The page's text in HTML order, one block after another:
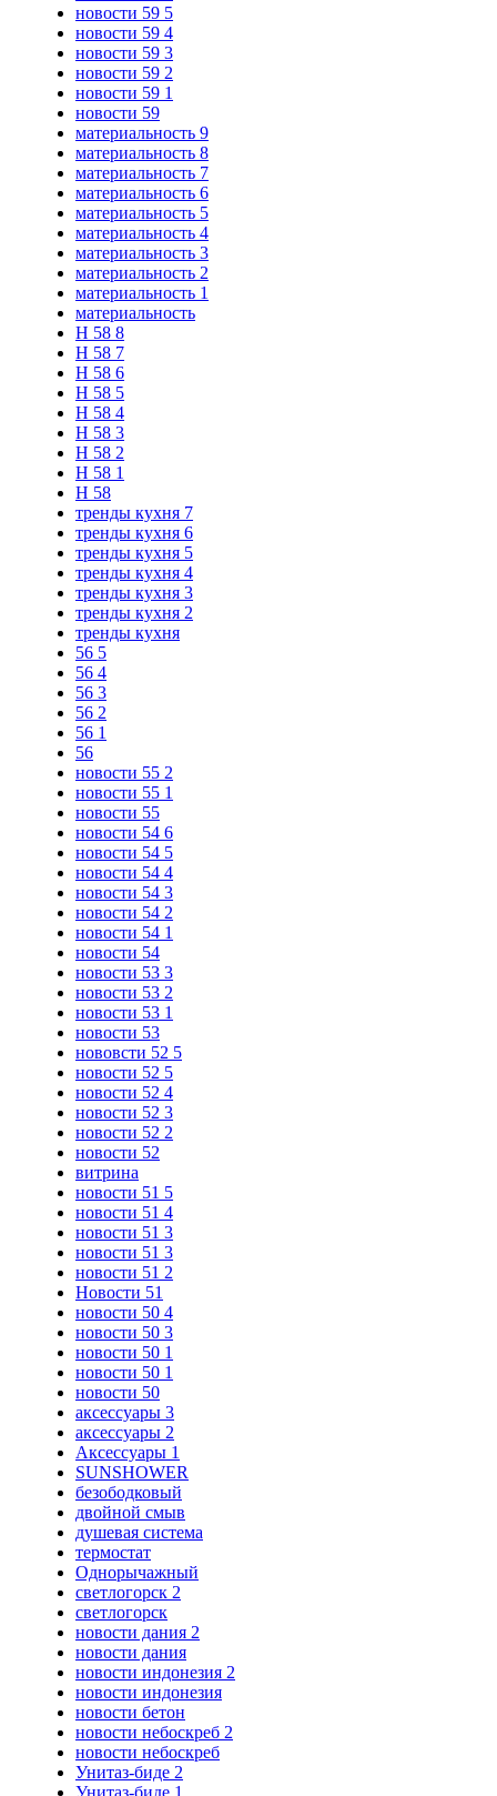
новости 59 5
новости 59 4
новости 59 3
новости 59 2
новости 59 1
новости 59
материальность 9
материальность 8
материальность 7
материальность 6
материальность 5
материальность 4
материальность 3
материальность 2
материальность 1
материальность
Н 58 8
Н 58 7
Н 58 6
Н 58 5
Н 58 4
Н 58 3
Н 58 2
Н 58 1
Н 58
тренды кухня 7
тренды кухня 6
тренды кухня 5
тренды кухня 4
тренды кухня 3
тренды кухня 2
тренды кухня
56 5
56 4
56 3
56 2
56 1
56
новости 55 2
новости 55 1
новости 55
новости 54 6
новости 54 5
новости 54 4
новости 54 3
новости 54 2
новости 54 1
новости 54
новости 53 3
новости 53 2
новости 53 1
новости 53
нововсти 52 5
новости 52 5
новости 52 4
новости 52 3
новости 52 2
новости 52
витрина
новости 51 5
новости 51 4
новости 51 3
новости 51 3
новости 51 2
Новости 51
новости 50 4
новости 50 3
новости 50 1
новости 50 1
новости 50
аксессуары 3
аксессуары 2
Аксессуары 1
SUNSHOWER
безободковый
двойной смыв
душевая система
термостат
Однорычажный
светлогорск 2
светлогорск
новости дания 2
новости дания
новости индонезия 2
новости индонезия
новости бетон
новости небоскреб 2
новости небоскреб
Унитаз-биде 2
Унитаз-биде 1